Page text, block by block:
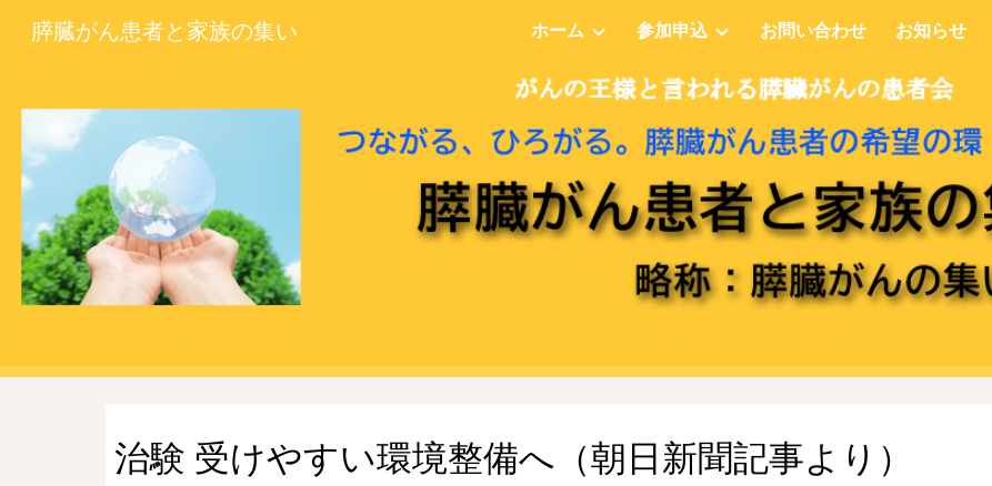
Skip to main content Skip to
膵臓がん患者と家族の集い ホーム 参加申込 お問い合わせ お知らせ
治験 受けやすい環境整備へ（朝日新聞記事より）